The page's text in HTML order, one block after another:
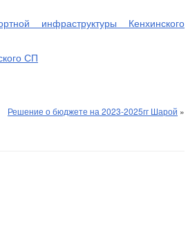
инфраструктуры Кенхинского
СП
Решение о бюджете на 2023-2025гг Шарой »